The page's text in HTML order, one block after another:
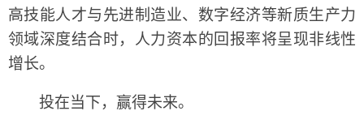
高技能人才与先进制造业、数字经济等新质生产力
领域深度结合时，人力资本的回报率将呈现非线性
增长。
投在当下，赢得未来。